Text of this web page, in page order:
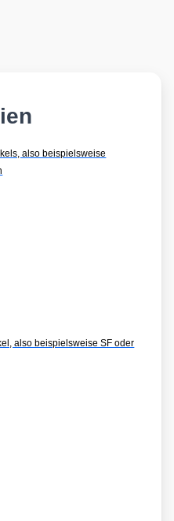
also beispielsweise
also beispielsweise SF oder